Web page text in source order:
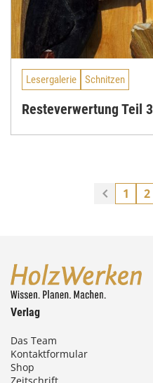
Lesergalerie Schnitzen
Resteverwertung Teil
1 2
Verlag
Das Team
Kontaktformular
Shop